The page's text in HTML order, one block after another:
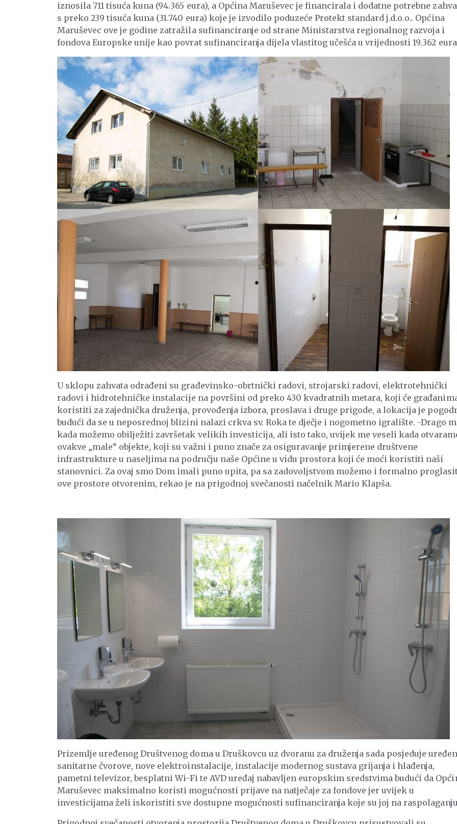
iznosila 711 tisuća kuna (94.365 eura), a Općina Maruševec je financirala i dodatne potrebne
s preko 239 tisuća kuna (31.740 eura) koje je izvodilo poduzeće Protekt standard j.d.o.o.. Općina
Maruševec ove je godine zatražila sufinanciranje od strane Ministarstva regionalnog razvoja i
fondova Europske unije kao povrat sufinanciranja dijela vlastitog učešća u vrijednosti 19.362
U sklopu zahvata odrađeni su građevinsko-obrtnički radovi, strojarski radovi, elektrotehnički
radovi i hidrotehničke instalacije na površini od preko 430 kvadratnih metara, koji će
koristiti za zajednička druženja, provođenja izbora, proslava i druge prigode, a lokacija je
budući da se u neposrednoj blizini nalazi crkva sv. Roka te dječje i nogometno igralište. -Drago
kada možemo obilježiti završetak velikih investicija, ali isto tako, uvijek me veseli kada
ovakve „male“ objekte, koji su važni i puno znače za osiguravanje primjerene društvene
infrastrukture u naseljima na području naše Općine u vidu prostora koji će moći koristiti naši
stanovnici. Za ovaj smo Dom imali puno upita, pa sa zadovoljstvom možemo i formalno
ove prostore otvorenim, rekao je na prigodnoj svečanosti načelnik Mario Klapša.
Prizemlje uređenog Društvenog doma u Druškovcu uz dvoranu za druženja sada posjeduje
sanitarne čvorove, nove elektroinstalacije, instalacije modernog sustava grijanja i hlađenja,
pametni televizor, besplatni Wi-Fi te AVD uređaj nabavljen europskim sredstvima budući da
Maruševec maksimalno koristi mogućnosti prijave na natječaje za fondove jer uvijek u
investicijama želi iskoristiti sve dostupne mogućnosti sufinanciranja koje su joj na